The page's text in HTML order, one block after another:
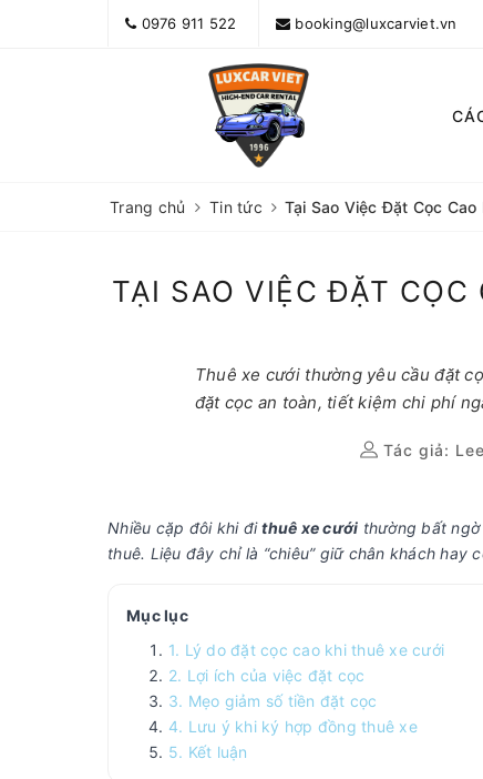
0976 911 522 booking@luxcarviet.vn
Trang chủ Tin tức Tại Sao Việc Đặt Cọc
TẠI SAO VIỆC ĐẶT
Thuê xe cưới thường yêu cầu đặt
đặt cọc an toàn, tiết kiệm chi phí
Tác giả:
Nhiều cặp đôi khi đithuê xe cưới thường bất
thuê. Liệu đây chỉ là “chiêu” giữ chân khách hay
Mục lục
1. Lý do đặt cọc cao khi thuê xe cưới
2. Lợi ích của việc đặt cọc
3. Mẹo giảm số tiền đặt cọc
4. Lưu ý khi ký hợp đồng thuê xe
5. Kết luận